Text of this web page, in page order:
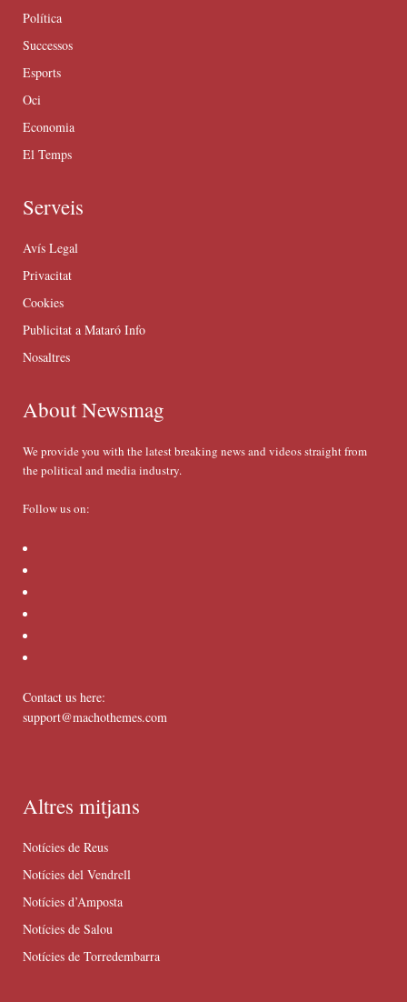
Política
Successos
Esports
Oci
Economia
El Temps
Serveis
Avís Legal
Privacitat
Cookies
Publicitat a Mataró Info
Nosaltres
About Newsmag
We provide you with the latest breaking news and videos straight from
the political and media industry.
Follow us on:
Contact us here:
support@machothemes.com
Altres mitjans
Notícies de Reus
Notícies del Vendrell
Notícies d’Amposta
Notícies de Salou
Notícies de Torredembarra